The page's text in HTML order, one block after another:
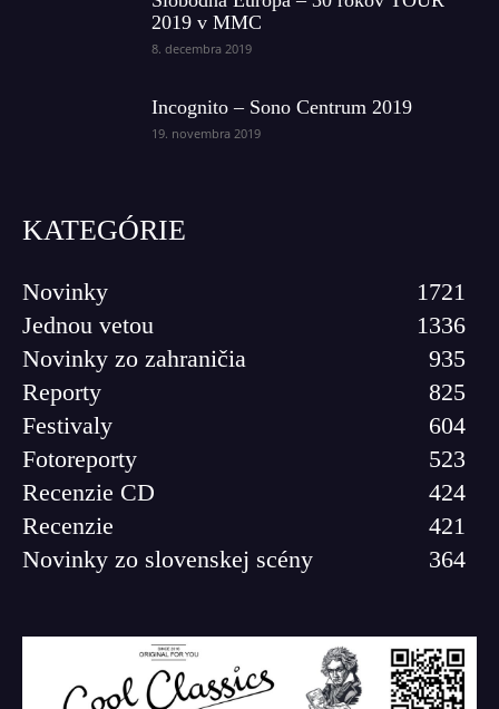
2019 v MMC
8. decembra 2019
Incognito – Sono Centrum 2019
19. novembra 2019
KATEGÓRIE
Novinky
1721
Jednou vetou
1336
Novinky zo zahraničia
935
Reporty
825
Festivaly
604
Fotoreporty
523
Recenzie CD
424
Recenzie
421
Novinky zo slovenskej scény
364